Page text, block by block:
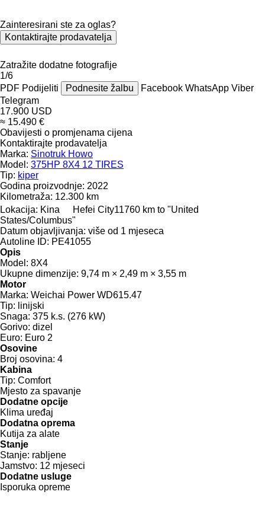
Zainteresirani ste za oglas?
Kontaktirajte prodavatelja
Zatražite dodatne fotografije
1/6
PDF Podijeliti Podnesite žalbu Facebook WhatsApp Viber
Telegram
17.900 USD
≈ 15.490 €
Obavijesti o promjenama cijena
Kontaktirajte prodavatelja
Marka: Sinotruk Howo
Model: 375HP 8X4 12 TIRES
Tip: kiper
Godina proizvodnje: 2022
Kilometraža: 12.300 km
Lokacija: Kina Hefei City11760 km to "United
States/Columbus"
Datum objavljivanja: više od 1 mjeseca
Autoline ID: PE41055
Opis
Model: 8X4
Ukupne dimenzije: 9,74 m × 2,49 m × 3,55 m
Motor
Marka: Weichai Power WD615.47
Tip: linijski
Snaga: 375 k.s. (276 kW)
Gorivo: dizel
Euro: Euro 2
Osovine
Broj osovina: 4
Kabina
Tip: Comfort
Mjesto za spavanje
Dodatne opcije
Klima uređaj
Dodatna oprema
Kutija za alate
Stanje
Stanje: rabljene
Jamstvo: 12 mjeseci
Dodatne usluge
Isporuka opreme